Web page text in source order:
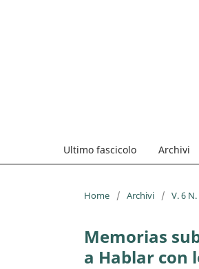
Ultimo fascicolo Archivi
Home / Archivi / V. 6
Memorias
a Hablar con